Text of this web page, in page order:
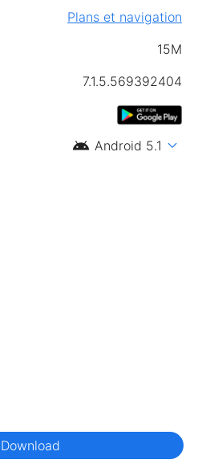
Plans et navigation
15M
7.1.5.569392404
android Android 5.1 expand_more
Download